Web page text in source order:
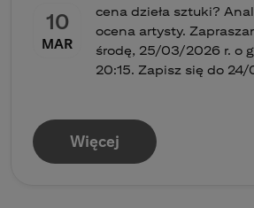
10
MAR
cena dzieła sztuki?
ocena artysty.
środę, 25/03/2026 r. o
20:15. Zapisz się do
Więcej